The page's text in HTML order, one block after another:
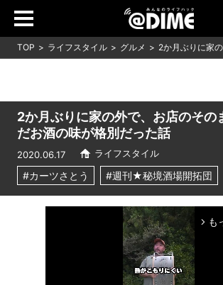
TOP ライフスタイル グルメ 2か月ぶりに家
2か月ぶりに家の外で、お店のその
だお酒の味が格別だった話
2020.06.17 ライフスタイル
#カーツさとう #週刊★秘境酒場開拓団
arrow_forward_ios も